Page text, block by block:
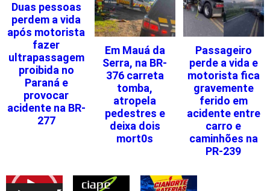
Duas pessoas
perdem a vida
após motorista
fazer
ultrapassagem
proibida no
Paraná e
provocar
acidente na BR-
277
Em Mauá da
Serra, na BR-
376 carreta
tomba,
atropela
pedestres e
deixa dois
mort0s
Passageiro
perde a vida e
motorista fica
gravemente
ferido em
acidente entre
carro e
caminhões na
PR-239
Tocador